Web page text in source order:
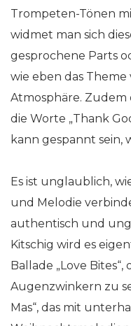
Trompeten-Tönen
widmet man sich
gesprochene Parts
wie eben das
Atmosphäre. Zudem
die Worte „Thank
kann gespannt sein,
Es ist unglaublich,
und Melodie
authentisch und
Kitschig wird es
Ballade „Love
Augenzwinkern zu
Mas“, das mit